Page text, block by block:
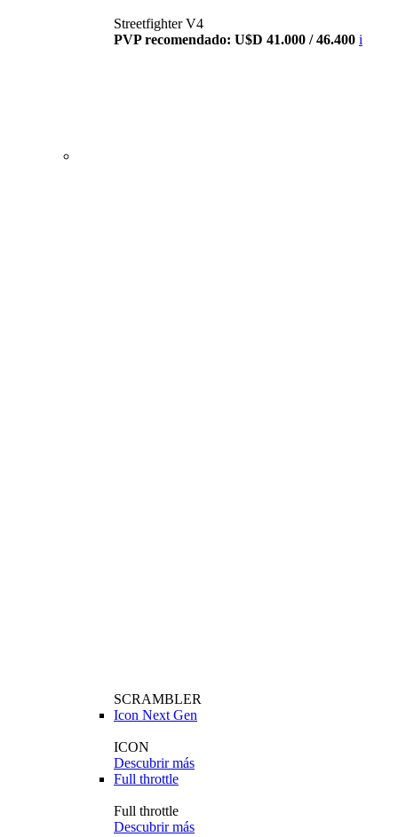
Streetfighter V4
PVP recomendado: U$D 41.000 / 46.400 i
SCRAMBLER
Icon Next Gen
ICON
Descubrir más
Full throttle
Full throttle
Descubrir más